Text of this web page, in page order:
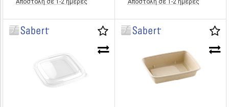
Αποστολή σε 1-2 ημέρες
Αποστολή σε 1-2 ημέρες